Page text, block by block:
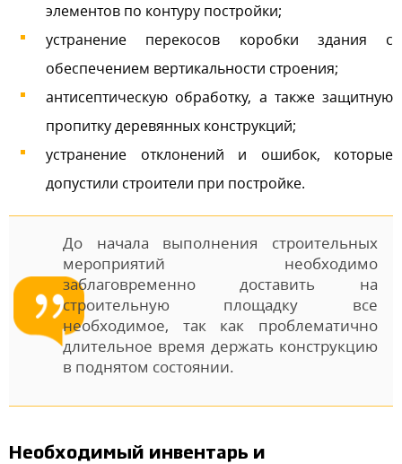
элементов по контуру постройки;
устранение перекосов коробки здания с
обеспечением вертикальности строения;
антисептическую обработку, а также защитную
пропитку деревянных конструкций;
устранение отклонений и ошибок, которые
допустили строители при постройке.
До начала выполнения строительных
мероприятий необходимо
заблаговременно доставить на
строительную площадку все
необходимое, так как проблематично
длительное время держать конструкцию
в поднятом состоянии.
Необходимый инвентарь и